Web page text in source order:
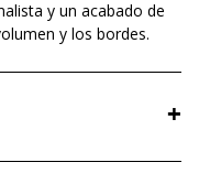
y un acabado de
y los bordes.
+